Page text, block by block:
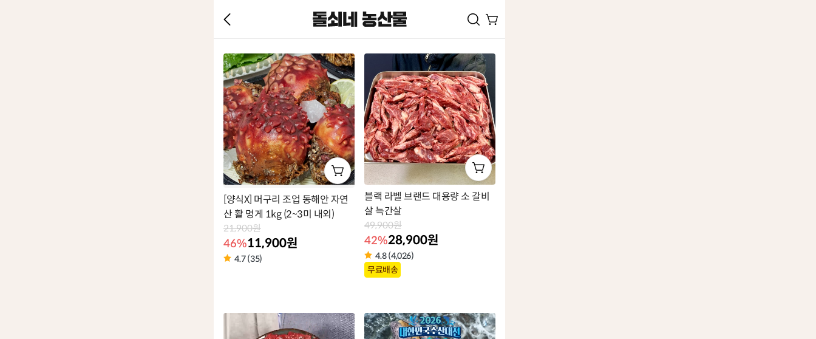
[양식X] 머구리 조업 동해안 자연
산 활 멍게 1kg (2~3미 내외)
21,900원
46%11,900원
4.7 (35)
라
벨
블랙 라벨 브랜드 대용량 소 갈비
살 늑간살
49,900원
42%28,900원
4.8 (4,026)
상
벨
무료배송